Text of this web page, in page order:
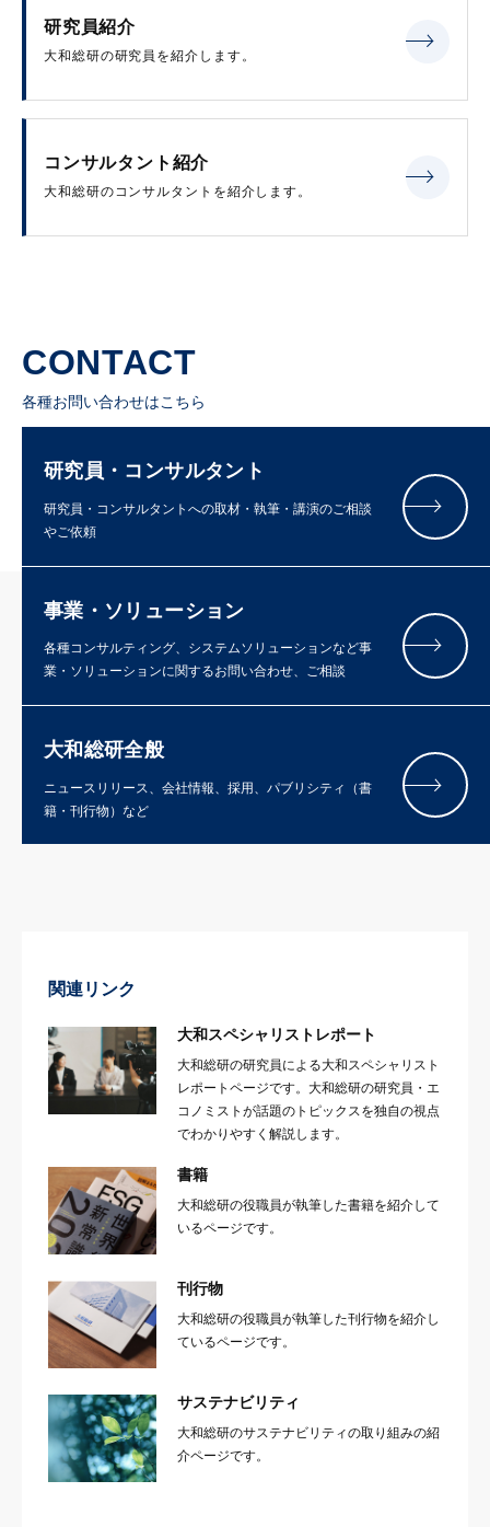
研究員紹介
大和総研の研究員を紹介します。
コンサルタント紹介
大和総研のコンサルタントを紹介します。
CONTACT
各種お問い合わせはこちら
研究員・コンサルタント
研究員・コンサルタントへの取材・執筆・講演のご相談
やご依頼
事業・ソリューション
各種コンサルティング、システムソリューションなど事
業・ソリューションに関するお問い合わせ、ご相談
大和総研全般
ニュースリリース、会社情報、採用、パブリシティ（書
籍・刊行物）など
関連リンク
大和スペシャリストレポート
大和総研の研究員による大和スペシャリスト
レポートページです。大和総研の研究員・エ
コノミストが話題のトピックスを独自の視点
でわかりやすく解説します。
書籍
大和総研の役職員が執筆した書籍を紹介して
いるページです。
刊行物
大和総研の役職員が執筆した刊行物を紹介し
ているページです。
サステナビリティ
大和総研のサステナビリティの取り組みの紹
介ページです。